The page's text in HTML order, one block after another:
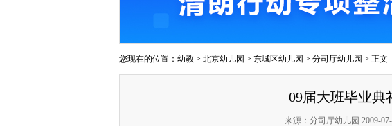
您现在的位置： 幼教 > 北京幼儿园 > 东城区幼儿园 > 分司厅幼儿园 > 正文
09届大班毕业典
来源：分司厅幼儿园 2009-07-